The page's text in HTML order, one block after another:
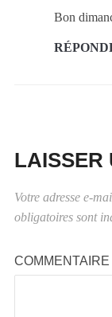
Bon
LAISSER
Votre adresse e-
obligatoires sont
COMMENTAIRE